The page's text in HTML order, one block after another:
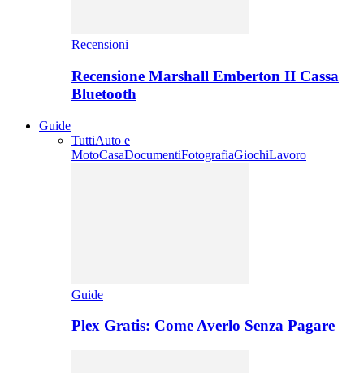
Recensioni
Recensione Marshall Emberton II Cassa
Bluetooth
Guide
TuttiAuto e
MotoCasaDocumentiFotografiaGiochiLavoro
Guide
Plex Gratis: Come Averlo Senza Pagare